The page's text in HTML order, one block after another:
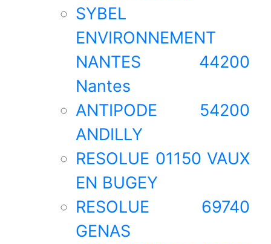
SYBEL
ENVIRONNEMENT
NANTES 44200
Nantes
ANTIPODE 54200
ANDILLY
RESOLUE 01150 VAUX
EN BUGEY
RESOLUE 69740
GENAS